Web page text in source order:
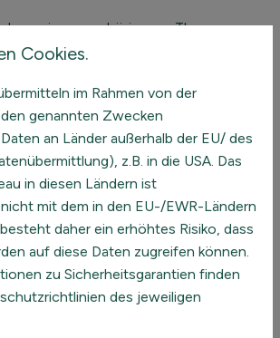
weniger zugehörig, von Themen
an Absprachen beteiligt.
Abständen dafür, diese
Wahrnehmungen explizit zu machen.
SIE SO VIEL
WIE
im Online-Meeting kann häufig nur
Reden alle gleichzeitig, entsteht
Durcheinander und verlangsamt die
ist jedoch vor allem dann
und cross-Kommunikation
Cookies.
im Rahmen von der
genannten Zwecken
an Länder außerhalb der EU/ des
z.B. in die USA. Das
in diesen Ländern ist
mit dem in den EU-/EWR-Ländern
daher ein erhöhtes Risiko, dass
auf diese Daten zugreifen können.
zu Sicherheitsgarantien finden
des jeweiligen